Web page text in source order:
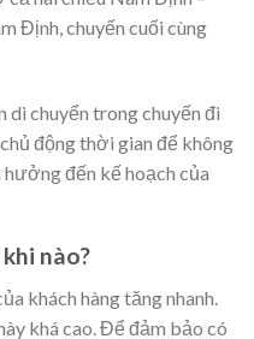
Định, chuyến cuối cùng
di chuyển trong chuyến đi
động thời gian để không
đến kế hoạch của
nào?
khách hàng tăng nhanh.
khá cao. Để đảm bảo có